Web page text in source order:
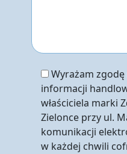
Wyrażam zgodę
informacji
właściciela marki
Zielonce przy ul.
komunikacji
w każdej chwili